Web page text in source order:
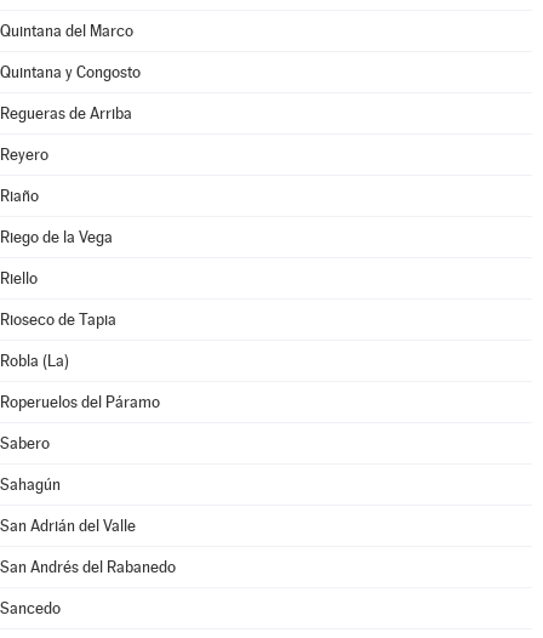
Quintana del Marco
Quintana y Congosto
Regueras de Arriba
Reyero
Riaño
Riego de la Vega
Riello
Rioseco de Tapia
Robla (La)
Roperuelos del Páramo
Sabero
Sahagún
San Adrián del Valle
San Andrés del Rabanedo
Sancedo